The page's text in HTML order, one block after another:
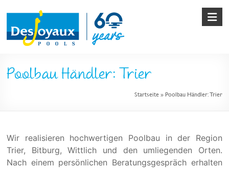
content
&
Desjoyaux
Poolbau Händler: Trier
Startseite»Poolbau Händler: Trier
Wir realisieren hochwertigen Poolbau in der Region
Trier, Bitburg, Wittlich und den umliegenden Orten.
Nach einem persönlichen Beratungsgespräch erhalten